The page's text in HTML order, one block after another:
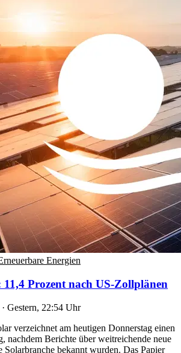
Energien
Prozent nach US-Zollplänen
· Gestern, 22:54 Uhr
verzeichnet am heutigen Donnerstag einen
nachdem Berichte über weitreichende neue
bekannt wurden. Das Papier